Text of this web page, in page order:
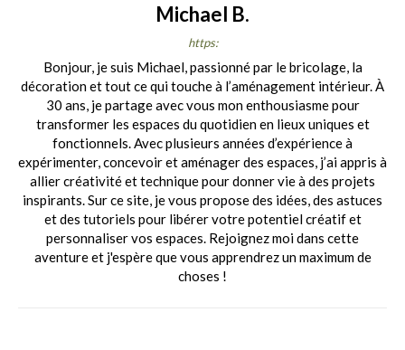
Michael B.
https:
Bonjour, je suis Michael, passionné par le bricolage, la
décoration et tout ce qui touche à l’aménagement intérieur. À
30 ans, je partage avec vous mon enthousiasme pour
transformer les espaces du quotidien en lieux uniques et
fonctionnels. Avec plusieurs années d’expérience à
expérimenter, concevoir et aménager des espaces, j’ai appris à
allier créativité et technique pour donner vie à des projets
inspirants. Sur ce site, je vous propose des idées, des astuces
et des tutoriels pour libérer votre potentiel créatif et
personnaliser vos espaces. Rejoignez moi dans cette
aventure et j'espère que vous apprendrez un maximum de
choses !